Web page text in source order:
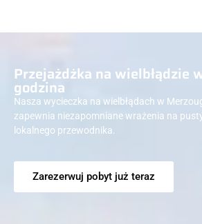
Przejażdżka na wielbłądzie
godzina
Nasza wycieczka na wielbłądach w
zapewnia niezapomniane wrażenia na
lokalnego przewodnika.
Zarezerwuj pobyt już teraz